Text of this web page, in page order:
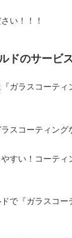
い！！！
ドのサービ
ガラスコーティ
スコーティング
すい！コーティ
で『ガラスコー